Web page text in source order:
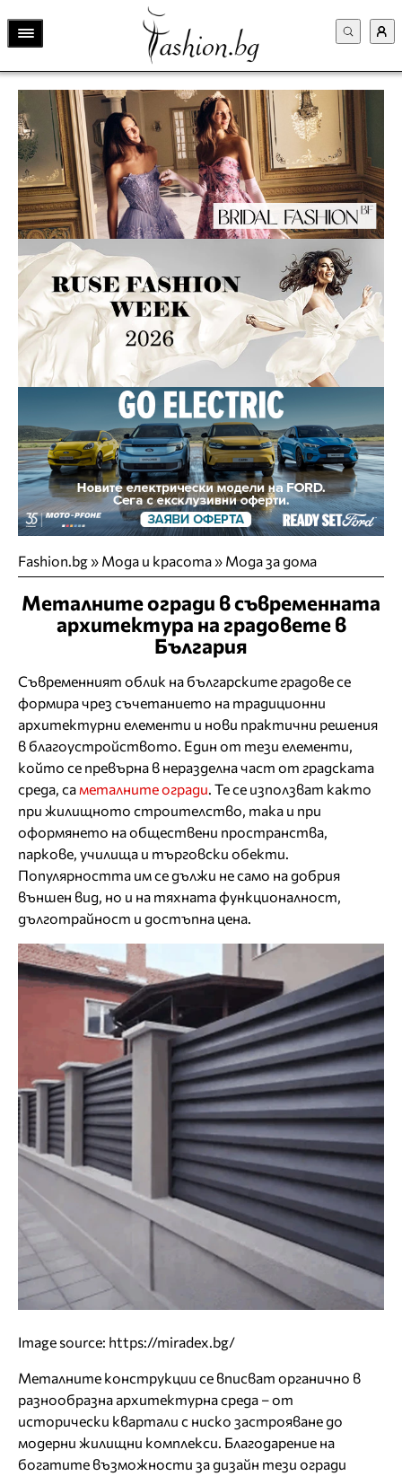
Fashion.bg» Мода и красота» Мода за дома
Металните огради в съвременната
архитектура на градовете в
България
Съвременният облик на българските градове се
формира чрез съчетанието на традиционни
архитектурни елементи и нови практични решения
в благоустройството. Един от тези елементи,
който се превърна в неразделна част от градската
среда, саметалните огради. Те се използват както
при жилищното строителство, така и при
оформянето на обществени пространства,
паркове, училища и търговски обекти.
Популярността им се дължи не само на добрия
външен вид, но и на тяхната функционалност,
дълготрайност и достъпна цена.
Image source: https://miradex.bg/
Металните конструкции се вписват органично в
разнообразна архитектурна среда – от
исторически квартали с ниско застрояване до
модерни жилищни комплекси. Благодарение на
богатите възможности за дизайн тези огради